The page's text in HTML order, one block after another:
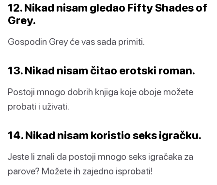
12. Nikad nisam gledao Fifty Shades of
Grey.
Gospodin Grey će vas sada primiti.
13. Nikad nisam čitao erotski roman.
Postoji mnogo dobrih knjiga koje oboje možete
probati i uživati.
14. Nikad nisam koristio seks igračku.
Jeste li znali da postoji mnogo seks igračaka za
parove? Možete ih zajedno isprobati!